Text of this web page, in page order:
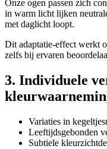
Onze ogen passen zich
in warm licht lijken
met daglicht loopt.
Dit adaptatie-effect werkt
zelfs bij ervaren
3. Individuele
Variaties in
Leeftijdsgebonden
Subtiele